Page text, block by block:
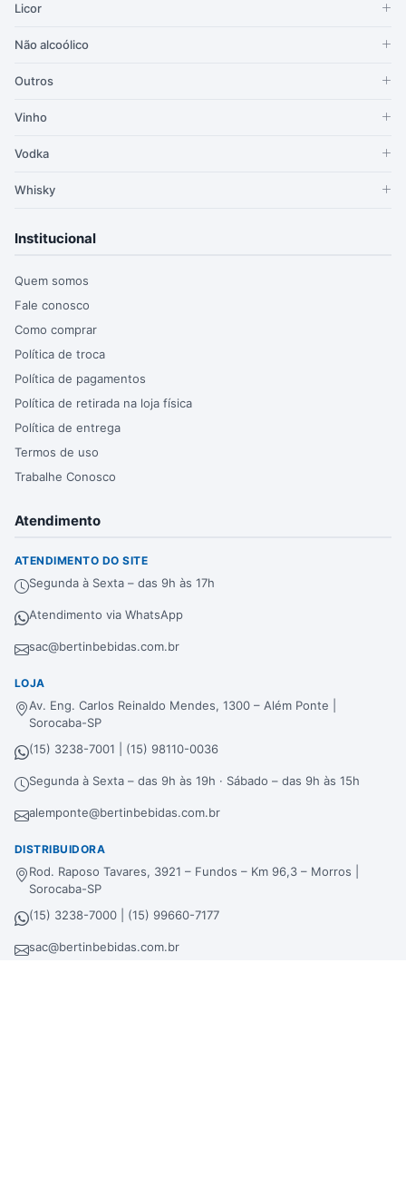
Licor
Não alcoólico
Outros
Vinho
Vodka
Whisky
Institucional
Quem somos
Fale conosco
Como comprar
Política de troca
Política de pagamentos
Política de retirada na loja física
Política de entrega
Termos de uso
Trabalhe Conosco
Atendimento
ATENDIMENTO DO SITE
Segunda à Sexta – das 9h às 17h
Atendimento via WhatsApp
sac@bertinbebidas.com.br
LOJA
Av. Eng. Carlos Reinaldo Mendes, 1300 – Além Ponte |
Sorocaba-SP
(15) 3238-7001 | (15) 98110-0036
Segunda à Sexta – das 9h às 19h · Sábado – das 9h às 15h
alemponte@bertinbebidas.com.br
DISTRIBUIDORA
Rod. Raposo Tavares, 3921 – Fundos – Km 96,3 – Morros |
Sorocaba-SP
(15) 3238-7000 | (15) 99660-7177
sac@bertinbebidas.com.br